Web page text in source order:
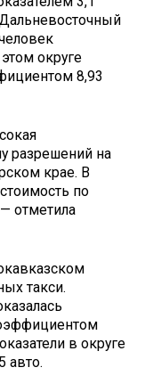
округе
8,93
разрешений на
крае. В
по
отметила
такси.
в округе
авто.